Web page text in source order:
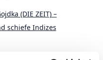
(DIE ZEIT) –
schiefe Indizes